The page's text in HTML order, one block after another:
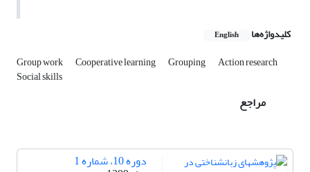
کلیدواژه‌ها English
Group work Cooperative learning Grouping Action research
Social skills
مراجع
دوره 10، شماره 1